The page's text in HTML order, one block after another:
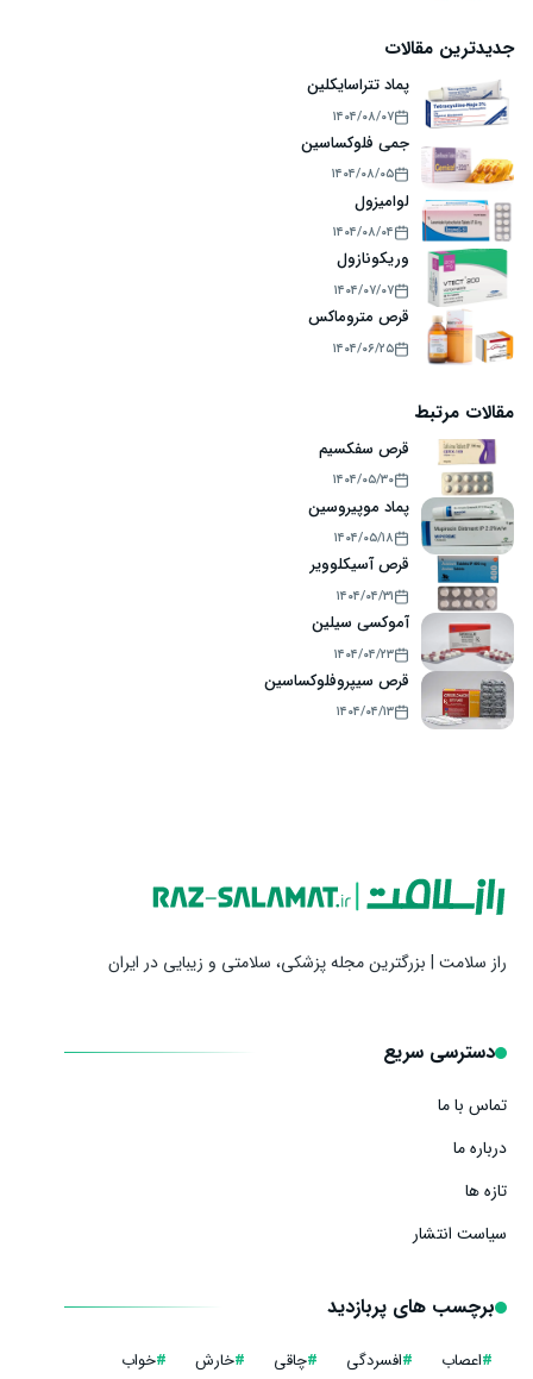
جدیدترین مقالات
پماد تتراسایکلین
۱۴۰۴/۰۸/۰۷
جمی فلوکساسین
۱۴۰۴/۰۸/۰۵
لوامیزول
۱۴۰۴/۰۸/۰۴
وریکونازول
۱۴۰۴/۰۷/۰۷
قرص متروماکس
۱۴۰۴/۰۶/۲۵
مقالات مرتبط
قرص سفکسیم
۱۴۰۴/۰۵/۳۰
پماد موپیروسین
۱۴۰۴/۰۵/۱۸
قرص آسیکلوویر
۱۴۰۴/۰۴/۳۱
آموکسی سیلین
۱۴۰۴/۰۴/۲۳
قرص سیپروفلوکساسین
۱۴۰۴/۰۴/۱۳
راز سلامت | بزرگترین مجله پزشکی، سلامتی و زیبایی در ایران
دسترسی سریع
تماس با ما
درباره ما
تازه ها
سیاست انتشار
برچسب های پربازدید
#اعصاب #افسردگی #چاقی #خارش #خواب